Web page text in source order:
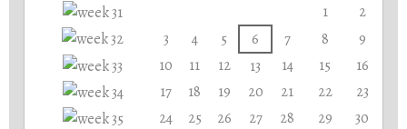
1
2
3
4 5 6 7 8
9
10
11 12 13 14 15
16
17
18 19 20 21 22
23
24
25 26 27 28 29
30